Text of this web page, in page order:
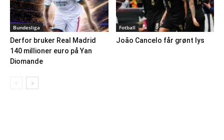
Bundesliga
Derfor bruker Real Madrid
140 millioner euro på Yan
Diomande
Fotball
João Cancelo får grønt lys